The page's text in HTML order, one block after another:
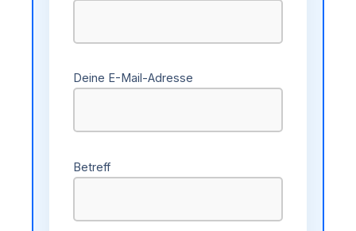
Deine E-Mail-Adresse
Betreff